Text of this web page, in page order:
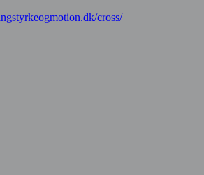
cross/